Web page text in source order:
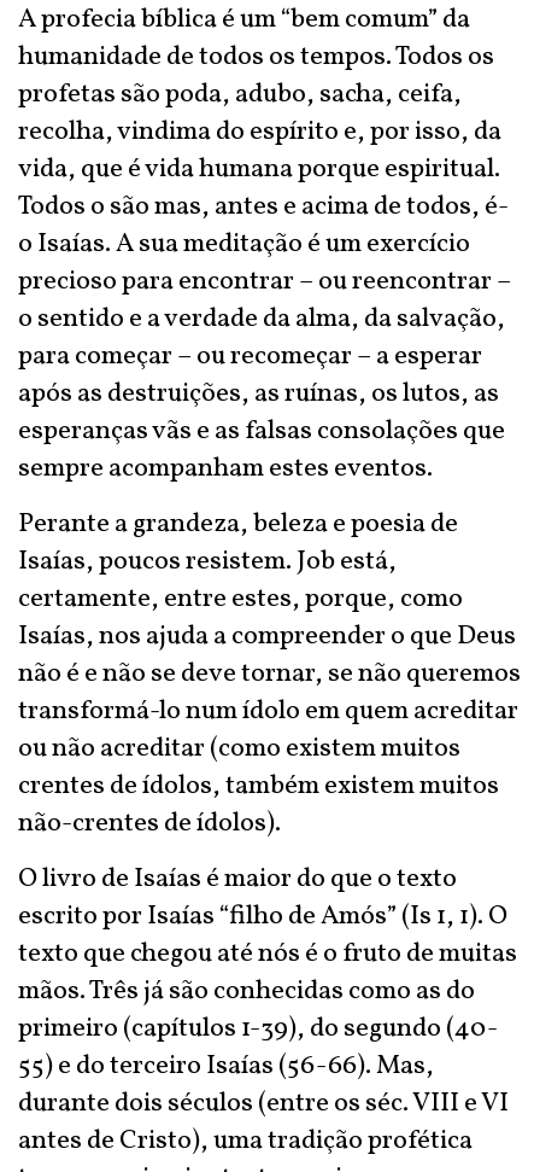
A profecia bíblica é um “bem comum” da
humanidade de todos os tempos. Todos os
profetas são poda, adubo, sacha, ceifa,
recolha, vindima do espírito e, por isso, da
vida, que é vida humana porque espiritual.
Todos o são mas, antes e acima de todos, é-
o Isaías. A sua meditação é um exercício
precioso para encontrar – ou reencontrar –
o sentido e a verdade da alma, da salvação,
para começar – ou recomeçar – a esperar
após as destruições, as ruínas, os lutos, as
esperanças vãs e as falsas consolações que
sempre acompanham estes eventos.
Perante a grandeza, beleza e poesia de
Isaías, poucos resistem. Job está,
certamente, entre estes, porque, como
Isaías, nos ajuda a compreender o que Deus
não é e não se deve tornar, se não queremos
transformá-lo num ídolo em quem acreditar
ou não acreditar (como existem muitos
crentes de ídolos, também existem muitos
não-crentes de ídolos).
O livro de Isaías é maior do que o texto
escrito por Isaías “filho de Amós” (Is 1, 1). O
texto que chegou até nós é o fruto de muitas
mãos. Três já são conhecidas como as do
primeiro (capítulos 1-39), do segundo (40-
55) e do terceiro Isaías (56-66). Mas,
durante dois séculos (entre os séc. VIII e VI
antes de Cristo), uma tradição profética